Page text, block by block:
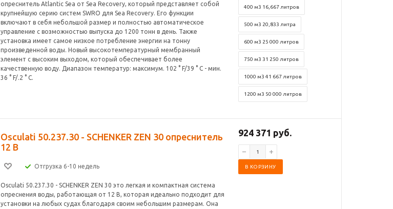
опреснитель Atlantic Sea от Sea Recovery, который представляет собой
крупнейшую серию систем SWRO для Sea Recovery. Его функции
включают в себя небольшой размер и полностью автоматическое
управление с возможностью выпуска до 1200 тонн в день. Также
установка имеет самое низкое потребление энергии на тонну
произведенной воды. Новый высокотемпературный мембранный
элемент с высоким выходом, который обеспечивает более
качественную воду. Диапазон температур: максимум. 102 ° F/39 ° C - мин.
36 ° F/.2 ° C.
400 м3 16,667 литров
500 м3 20,833 литра
600 м3 25 000 литров
750 м3 31 250 литров
1000 м3 41 667 литров
1200 м3 50 000 литров
Osculati 50.237.30 - SCHENKER ZEN 30 опреснитель
12 В
Отгрузка 6-10 недель
Osculati 50.237.30 - SCHENKER ZEN 30 это легкая и компактная система
опреснения воды, работающая от 12 В, которая идеально подходит для
установки на любых судах благодаря своим небольшим размерам. Она
924 371 руб.
В КОРЗИНУ